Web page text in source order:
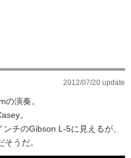
2012/07/20 update
の演奏。
。
チのGibson L-5に見えるが、
うだ。